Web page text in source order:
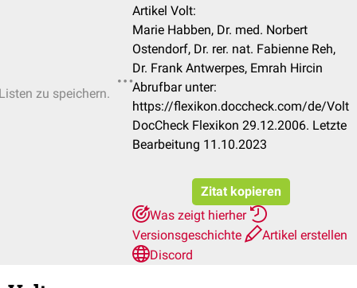
zu speichern.
Artikel Volt:
Marie Habben, Dr. med. Norbert
Ostendorf, Dr. rer. nat. Fabienne Reh,
Dr. Frank Antwerpes, Emrah Hircin
Abrufbar unter:
https://flexikon.doccheck.com/de/Volt
DocCheck Flexikon 29.12.2006. Letzte
Bearbeitung 11.10.2023
Zitat kopieren
Was zeigt hierher
Versionsgeschichte
Artikel erstellen
Discord